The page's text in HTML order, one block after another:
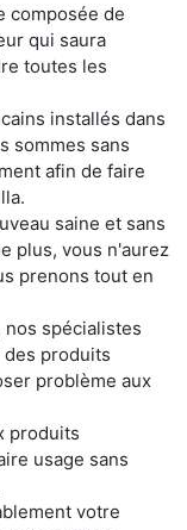
composée de
qui saura
toutes les
installés dans
sommes sans
afin de faire
saine et sans
plus, vous n'aurez
prenons tout en
spécialistes
produits
problème aux
produits
usage sans
votre